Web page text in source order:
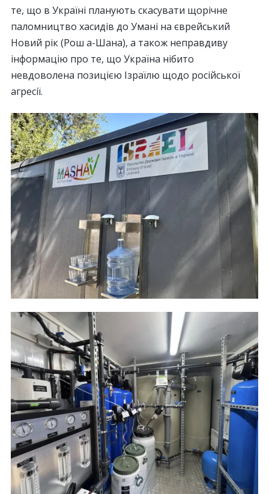
те, що в Україні планують скасувати щорічне
паломництво хасидів до Умані на єврейський
Новий рік (Рош а-Шана), а також неправдиву
інформацію про те, що Україна нібито
невдоволена позицією Ізраїлю щодо російської
агресії.